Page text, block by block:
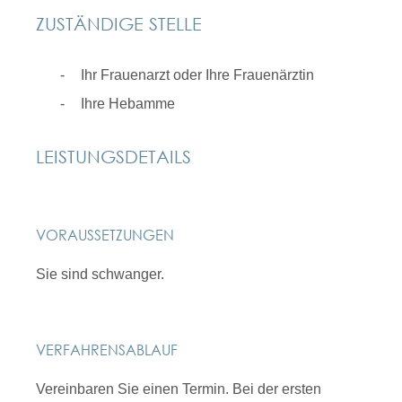
ZUSTÄNDIGE STELLE
Ihr Frauenarzt oder Ihre Frauenärztin
Ihre Hebamme
LEISTUNGSDETAILS
VORAUSSETZUNGEN
Sie sind schwanger.
VERFAHRENSABLAUF
Vereinbaren Sie einen Termin. Bei der ersten